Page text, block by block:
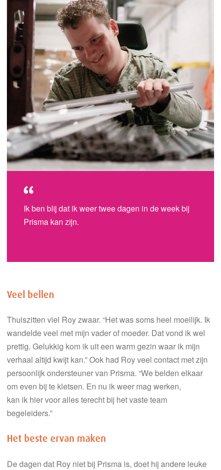
Ik ben blij dat ik weer twee dagen in de week bij
Prisma kan zijn.
Veel bellen
Thuiszitten viel Roy zwaar. “Het was soms heel moeilijk. Ik
wandelde veel met mijn vader of moeder. Dat vond ik wel
prettig. Gelukkig kom ikuit een warm gezin waar ik mijn
verhaal altijd kwijt kan.”Ookhad Royveel contact met zijn
persoonlijk ondersteunervan Prisma. “We belden elkaar
om even bij te kletsen. En nu ik weer mag werken,
kan ik hiervoor allesterecht bij het vaste team
begeleiders.”
Het beste ervan maken
De dagen dat Roy niet bij Prisma is, doethij andere leuke